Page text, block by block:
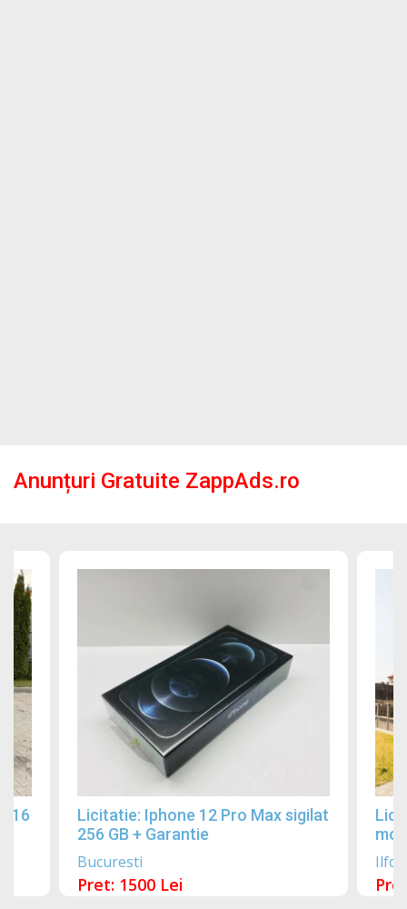
Anunțuri Gratuite ZappAds.ro
Licitatie: Iphone 12 Pro Max sigilat
256 GB + Garantie
Bucuresti
Pret: 1500 Lei
Ilfov